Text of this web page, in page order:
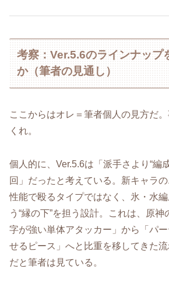
考察：Ver.5.6のラインナップ
か（筆者の見通し）
ここからはオレ＝筆者個人の見方だ
くれ。
個人的に、Ver.5.6は「派手さより“編
回」だったと考えている。新キャラ
性能で殴るタイプではなく、氷・水
う“縁の下”を担う設計。これは、原
字が強い単体アタッカー」から「パ
せるピース」へと比重を移してきた
だと筆者は見ている。